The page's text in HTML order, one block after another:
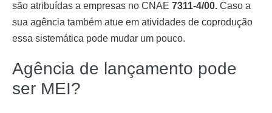
são atribuídas a empresas no CNAE 7311-4/00. Caso a
sua agência também atue em atividades de coprodução
essa sistemática pode mudar um pouco.
Agência de lançamento pode
ser MEI?